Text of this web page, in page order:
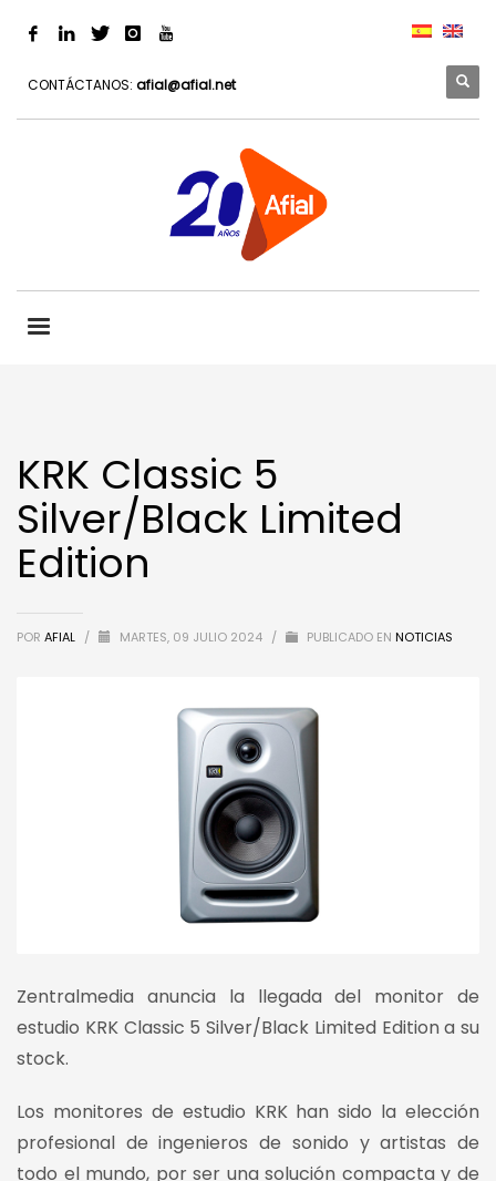
CONTÁCTANOS: afial@afial.net
KRK Classic 5
Silver/Black Limited
Edition
POR AFIAL / MARTES, 09 JULIO 2024 / PUBLICADO EN NOTICIAS
Zentralmedia anuncia la llegada del monitor de
estudio KRK Classic 5 Silver/Black Limited Edition a su
stock.
Los monitores de estudio KRK han sido la elección
profesional de ingenieros de sonido y artistas de
todo el mundo, por ser una solución compacta y de